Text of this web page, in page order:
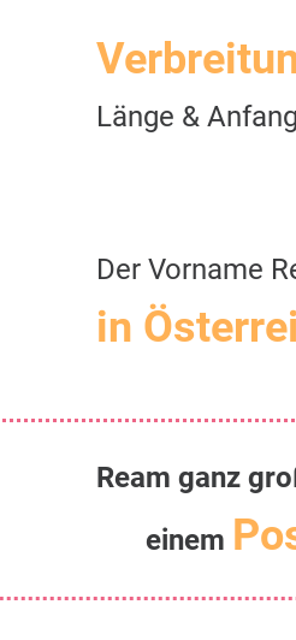
Länge &
Der Vorname
in
Ream ganz
einem